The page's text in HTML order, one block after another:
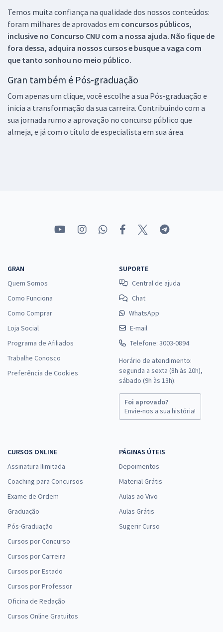
Temos muita confiança na qualidade dos nossos conteúdos:
foram milhares de aprovados em concursos públicos,
inclusive no Concurso CNU com a nossa ajuda. Não fique de
fora dessa, adquira nossos cursos e busque a vaga com
que tanto sonhou no meio público.
Gran também é Pós-graduação
Com apenas um clique, você escolhe a sua Pós-graduação e
inicia a transformação da sua carreira. Contribuindo com a
sua jornada rumo a aprovação no concurso público que
almeja, e já com o título de especialista em sua área.
GRAN
Quem Somos
Como Funciona
Como Comprar
Loja Social
Programa de Afiliados
Trabalhe Conosco
Preferência de Cookies
SUPORTE
Central de ajuda
Chat
WhatsApp
E-mail
Telefone: 3003-0894
Horário de atendimento:
segunda a sexta (8h às 20h),
sábado (9h às 13h).
Foi aprovado?
Envie-nos a sua história!
CURSOS ONLINE
Assinatura Ilimitada
Coaching para Concursos
Exame de Ordem
Graduação
Pós-Graduação
Cursos por Concurso
Cursos por Carreira
Cursos por Estado
Cursos por Professor
Oficina de Redação
Cursos Online Gratuitos
PÁGINAS ÚTEIS
Depoimentos
Material Grátis
Aulas ao Vivo
Aulas Grátis
Sugerir Curso